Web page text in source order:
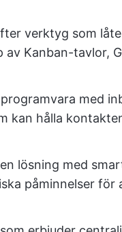
verktyg som
Kanban-tavlor,
programvara med
kan hålla
lösning med
påminnelser